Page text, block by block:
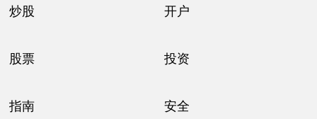
炒股 开户
股票 投资
指南 安全